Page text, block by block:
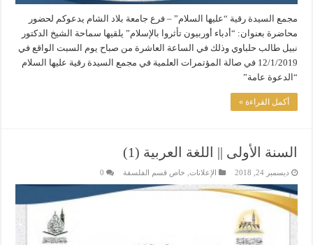
مجمع السيدة رقية “عليها السلام” – فرع جامعة بلاد الشام يدعوكم لحضور
محاضرة بعنوان: “أدباء أوربيون تأثروا بالإسلام” يلقيها سماحة الشيخ الدكتور
نبيل طالب حلباوي وذلك في الساعة العاشرة من صباح يوم السبت الواقع في
12/1/2019 في صالة المؤتمرات العلمية في مجمع السيدة رقية عليها السلام
“الدعوة عامة”
أكمل القراءة »
السنة الأولى || اللغة العربية (1)
ديسمبر 24, 2018 الإعلانات خاص قسم الفلسفة 0